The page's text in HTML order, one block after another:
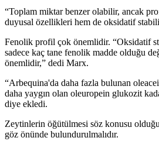
“Toplam miktar benzer olabilir, ancak
duyusal özellikleri hem de oksidatif
Fenolik profil çok önemlidir. “Oksidatif
sadece kaç tane fenolik madde olduğu
önemlidir,” dedi Marx.
“Arbequina'da daha fazla bulunan
daha yaygın olan oleuropein glukozit
diye ekledi.
Zeytinlerin öğütülmesi söz konusu
göz önünde bulundurulmalıdır.